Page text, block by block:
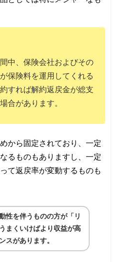
中、保険会社およびその
保険料を運用してくれる
すれば解約返戻金が総支
合があります。
から固定されており、一定
るものもありますし、一定
て返戻率が変動するものも
性を伴うものの方が「リ
まくいけばより収益が高
スがあります。